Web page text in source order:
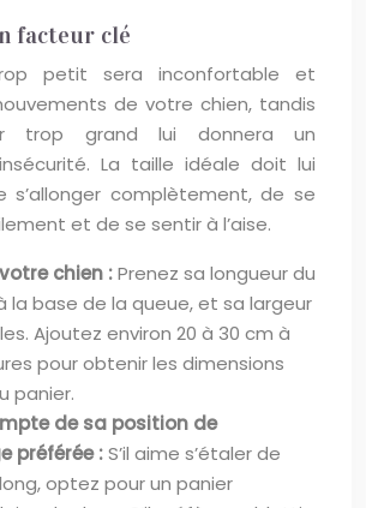
facteur clé
petit sera inconfortable et
de votre chien, tandis
trop grand lui donnera un
La taille idéale doit lui
s’allonger complètement, de se
et de se sentir à l’aise.
chien :Prenez sa longueur du
la base de la queue, et sa largeur
Ajoutez environ 20 à 30 cm à
pour obtenir les dimensions
panier.
de sa position de
préférée :S’il aime s’étaler de
optez pour un panier